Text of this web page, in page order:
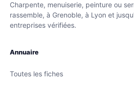
Charpente, menuiserie, peinture ou
rassemble, à Grenoble, à Lyon et
entreprises vérifiées.
Annuaire
Toutes les fiches